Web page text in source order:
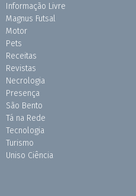
Informação Livre
Magnus Futsal
Motor
Pets
Receitas
Revistas
Necrologia
Presença
São Bento
Tá na Rede
Tecnologia
Turismo
Uniso Ciência